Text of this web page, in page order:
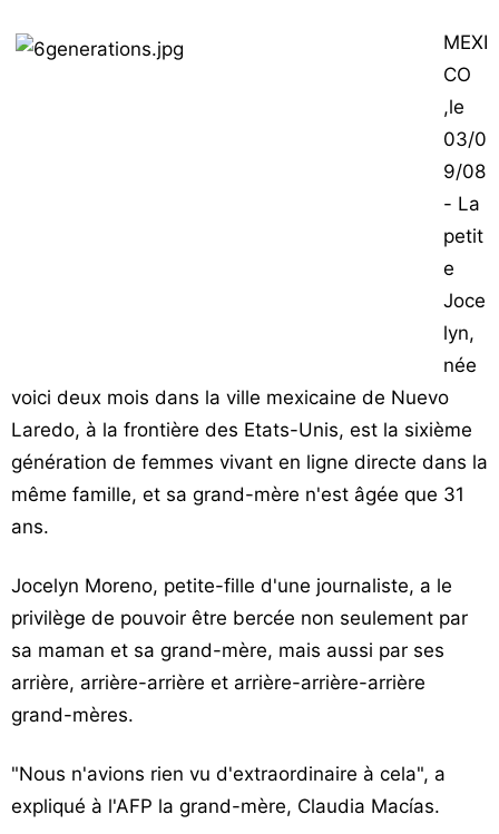
MEXI
CO
,le
03/0
9/08
- La
petit
e
Joce
lyn,
née
voici deux mois dans la ville mexicaine de Nuevo
Laredo, à la frontière des Etats-Unis, est la sixième
génération de femmes vivant en ligne directe dans la
même famille, et sa grand-mère n'est âgée que 31
ans.
Jocelyn Moreno, petite-fille d'une journaliste, a le
privilège de pouvoir être bercée non seulement par
sa maman et sa grand-mère, mais aussi par ses
arrière, arrière-arrière et arrière-arrière-arrière
grand-mères.
"Nous n'avions rien vu d'extraordinaire à cela", a
expliqué à l'AFP la grand-mère, Claudia Macías.